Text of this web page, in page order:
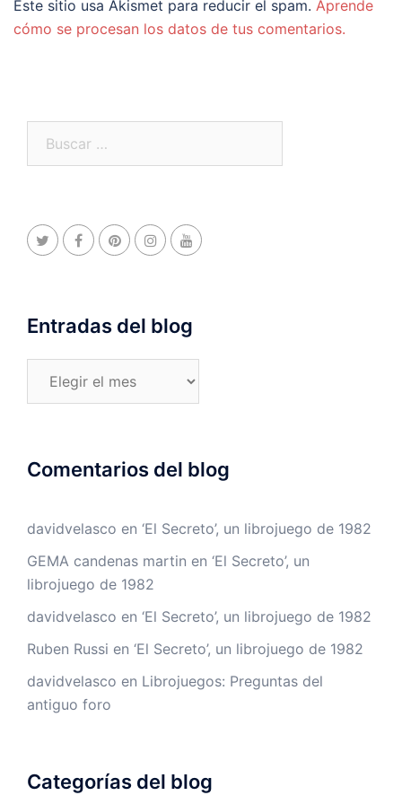
Este sitio usa Akismet para reducir el spam. Aprende
cómo se procesan los datos de tus comentarios.
Entradas del blog
Comentarios del blog
davidvelasco en ‘El Secreto’, un librojuego de 1982
GEMA candenas martin en ‘El Secreto’, un
librojuego de 1982
davidvelasco en ‘El Secreto’, un librojuego de 1982
Ruben Russi en ‘El Secreto’, un librojuego de 1982
davidvelasco en Librojuegos: Preguntas del
antiguo foro
Categorías del blog